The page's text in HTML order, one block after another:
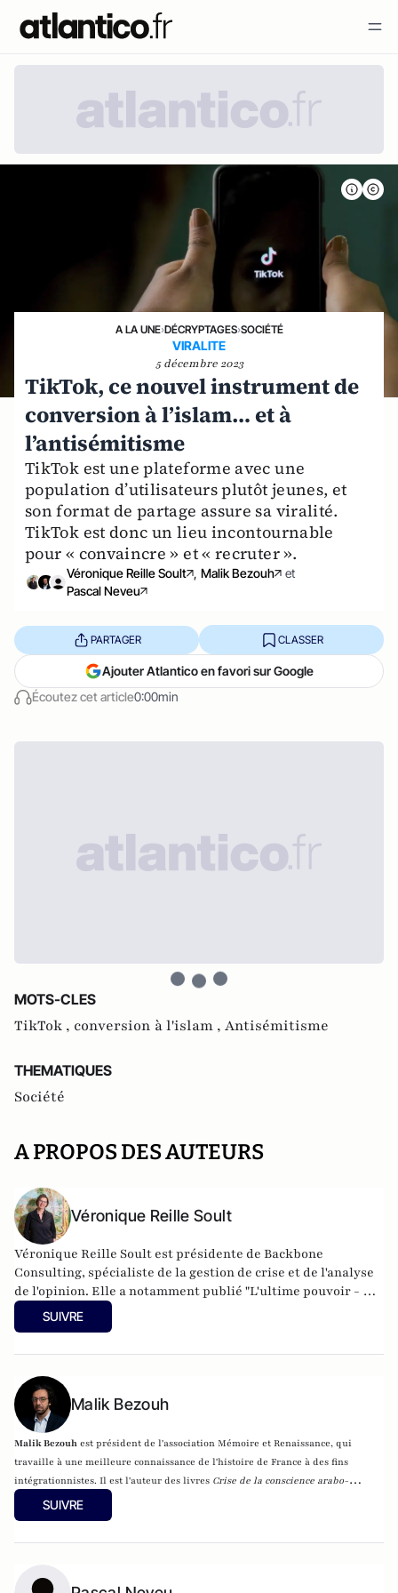
A LA UNE›DÉCRYPTAGES›SOCIÉTÉ
VIRALITE
5 décembre 2023
TikTok, ce nouvel instrument de
conversion à l’islam… et à
l’antisémitisme
TikTok est une plateforme avec une
population d’utilisateurs plutôt jeunes, et
son format de partage assure sa viralité.
TikTok est donc un lieu incontournable
pour « convaincre » et « recruter ».
Véronique Reille Soult , Malik Bezouh
et
Pascal Neveu
Écoutez cet article0:00min
PARTAGER CLASSER
Ajouter Atlantico en favori sur Google
MOTS-CLES
TikTok , conversion à l'islam , Antisémitisme
THEMATIQUES
Société
A PROPOS DES AUTEURS
Véronique Reille Soult
Véronique Reille Soult est présidente de Backbone
Consulting, spécialiste de la gestion de crise et de l'analyse
de l'opinion. Elle a notamment publié "L'ultime pouvoir - La
vérité sur l'impact des réseaux sociaux" (2023) aux éditions
du Cerf.
SUIVRE
Malik Bezouh
Malik Bezouh est président de l'association Mémoire et Renaissance, qui
travaille à une meilleure connaissance de l'histoire de France à des fins
intégrationnistes. Il est l'auteur des livres Crise de la conscience arabo-
musulmane, pour la Fondation pour l'innovation politique (Fondapol),
France-Islam le choc des préjugés
SUIVRE